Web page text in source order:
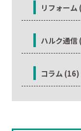
リフォー
ハルク通信
コラム (16)